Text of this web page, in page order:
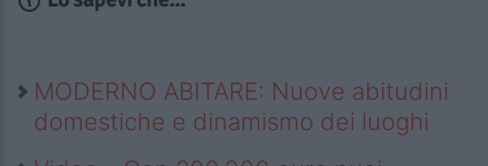
MODERNO ABITARE: Nuove abitudini
domestiche e dinamismo dei luoghi